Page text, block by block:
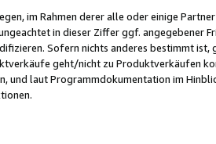
im Rahmen derer alle oder einige
in dieser Ziffer ggf. angegebener
Sofern nichts anderes bestimmt
geht/nicht zu Produktverkäufen
und laut Programmdokumentation im